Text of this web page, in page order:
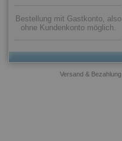
Bestellung mit Gastkonto, also
ohne Kundenkonto möglich.
Versand & Bezahlung